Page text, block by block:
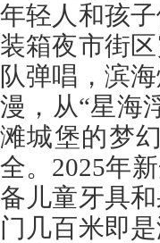
年轻人和孩
装箱夜市街
队弹唱，滨
漫，从“星海
滩城堡的梦
全。2025年
备儿童牙具
门几百米即